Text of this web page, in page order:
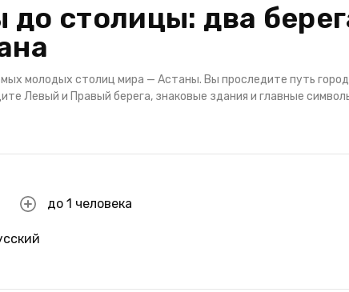
столицы: два
молодых столиц мира — Астаны. Вы проследите путь
Левый и Правый берега, знаковые здания и главные
до 1 человека